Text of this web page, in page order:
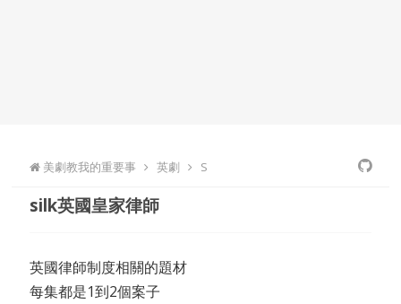
美劇教我的重要事 英劇 S
silk英國皇家律師
英國律師制度相關的題材
每集都是1到2個案子